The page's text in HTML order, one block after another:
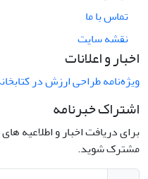
تماس با ما
نقشه سایت
اخبار و اعلانات
ویژه‌نامه طراحی ارزش در
اشتراک خبرنامه
برای دریافت اخبار و اطلاعیه
مشترک شوید.